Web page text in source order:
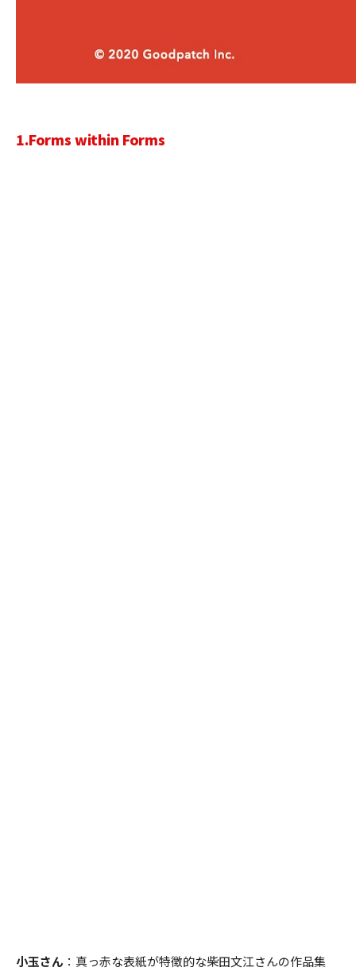
1.Forms within Forms
小玉さん ：真っ赤な表紙が特徴的な柴田文江さんの作品集